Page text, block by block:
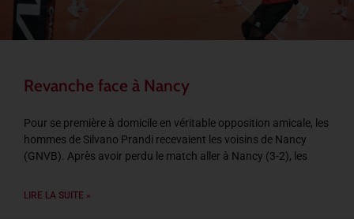
Revanche face à Nancy
Pour se première à domicile en véritable opposition amicale, les
hommes de Silvano Prandi recevaient les voisins de Nancy
(GNVB). Après avoir perdu le match aller à Nancy (3-2), les
LIRE LA SUITE »